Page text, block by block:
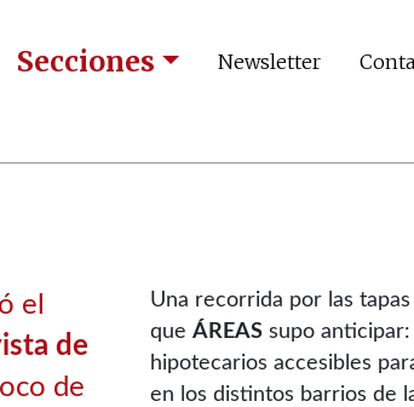
Secciones Newsletter
el
de
de
Una recorrida por las
que ÁREASsupo anticipar:
hipotecarios accesibles
en los distintos barrios de